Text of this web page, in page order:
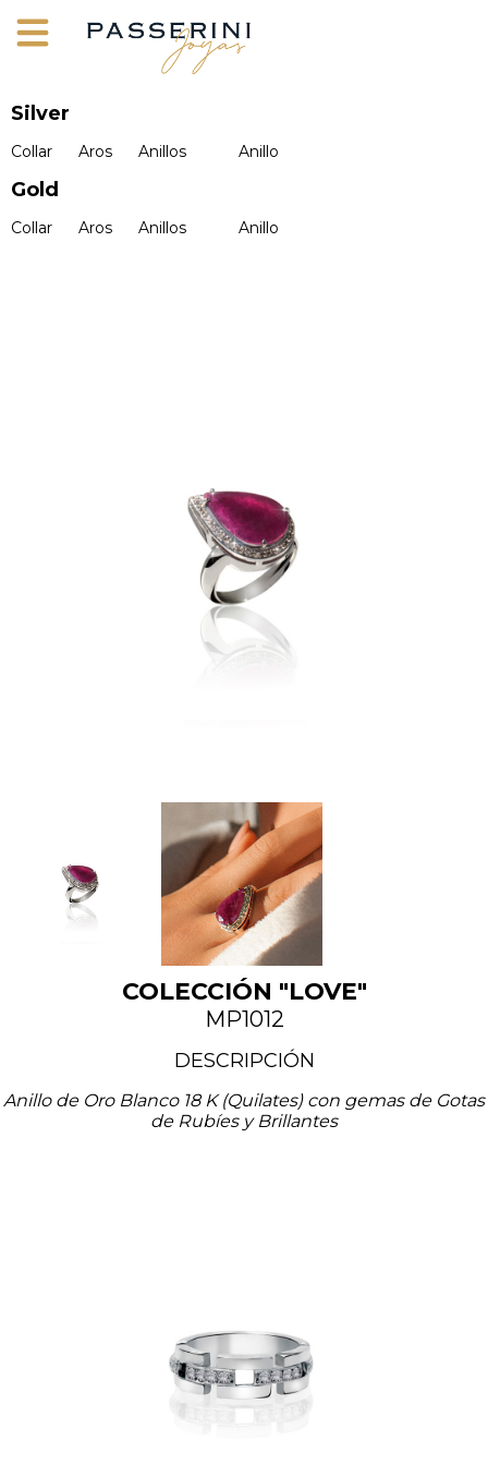
Silver
Collar Aros Anillos Anillo
Gold
Collar Aros Anillos Anillo
COLECCIÓN "LOVE"
MP1012
DESCRIPCIÓN
Anillo de Oro Blanco 18 K (Quilates) con gemas de Gotas
de Rubíes y Brillantes